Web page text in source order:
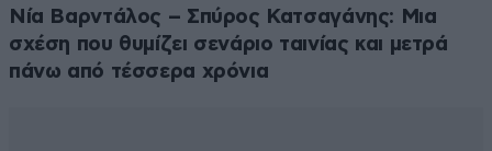
Νία Βαρντάλος – Σπύρος Κατσαγάνης: Μια
σχέση που θυμίζει σενάριο ταινίας και μετρά
πάνω από τέσσερα χρόνια